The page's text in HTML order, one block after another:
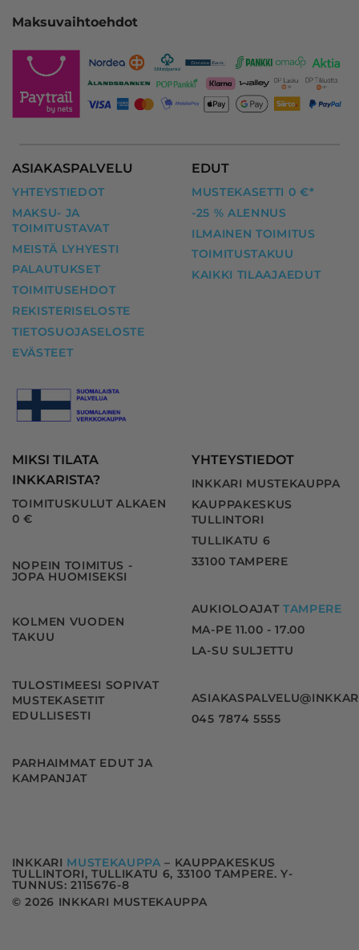
Maksuvaihtoehdot
ASIAKASPALVELU
YHTEYSTIEDOT
MAKSU- JA
TOIMITUSTAVAT
MEISTÄ LYHYESTI
PALAUTUKSET
TOIMITUSEHDOT
REKISTERISELOSTE
TIETOSUOJASELOSTE
EVÄSTEET
EDUT
MUSTEKASETTI 0 €*
-25 % ALENNUS
ILMAINEN TOIMITUS
TOIMITUSTAKUU
KAIKKI TILAAJAEDUT
MIKSI TILATA
INKKARISTA?
TOIMITUSKULUT ALKAEN
0 €
NOPEIN TOIMITUS -
JOPA HUOMISEKSI
KOLMEN VUODEN
TAKUU
TULOSTIMEESI SOPIVAT
MUSTEKASETIT
EDULLISESTI
PARHAIMMAT EDUT JA
KAMPANJAT
YHTEYSTIEDOT
INKKARI MUSTEKAUPPA
KAUPPAKESKUS
TULLINTORI
TULLIKATU 6
33100 TAMPERE
AUKIOLOAJAT TAMPERE
MA-PE 11.00 - 17.00
LA-SU SULJETTU
045 7874 5555
INKKARI MUSTEKAUPPA– KAUPPAKESKUS
TULLINTORI, TULLIKATU 6, 33100 TAMPERE. Y-
TUNNUS: 2115676-8
© 2026 INKKARI MUSTEKAUPPA